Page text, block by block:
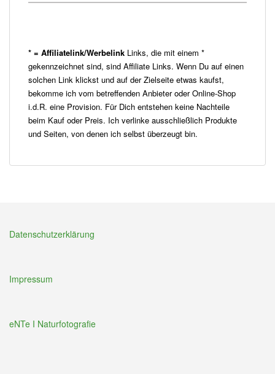
* = Affiliatelink/Werbelink Links, die mit einem *
gekennzeichnet sind, sind Affiliate Links. Wenn Du auf einen
solchen Link klickst und auf der Zielseite etwas kaufst,
bekomme ich vom betreffenden Anbieter oder Online-Shop
i.d.R. eine Provision. Für Dich entstehen keine Nachteile
beim Kauf oder Preis. Ich verlinke ausschließlich Produkte
und Seiten, von denen ich selbst überzeugt bin.
Datenschutzerklärung
Impressum
eNTe I Naturfotografie